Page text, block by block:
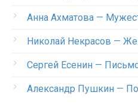
Анна Ахматова —
Николай Некрасов —
Сергей Есенин —
Александр Пушкин —